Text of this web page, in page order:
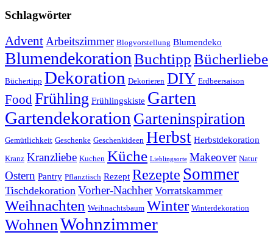
Schlagwörter
Advent Arbeitszimmer Blogvorstellung Blumendeko
Blumendekoration BuchtippBücherliebe
Büchertipp Dekoration Dekorieren DIY Erdbeersaison
FoodFrühling Frühlingskiste Garten
Gartendekoration Garteninspiration
Gemütlichkeit Geschenke Geschenkideen Herbst Herbstdekoration
Kranz Kranzliebe Kuchen Küche Lieblingsorte Makeover Natur
Ostern Pantry Pflanztisch Rezept Rezepte Sommer
Tischdekoration Vorher-Nachher Vorratskammer
Weihnachten Weihnachtsbaum Winter Winterdekoration
WohnenWohnzimmer